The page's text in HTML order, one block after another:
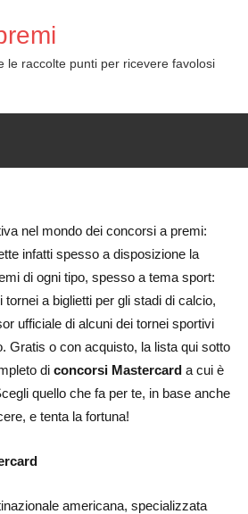
le raccolte punti per ricevere favolosi
nel mondo dei concorsi a premi:
infatti spesso a disposizione la
di ogni tipo, spesso a tema sport:
a biglietti per gli stadi di calcio,
ufficiale di alcuni dei tornei sportivi
Gratis o con acquisto, la lista qui sotto
di concorsi Mastercard a cui è
quello che fa per te, in base anche
e tenta la fortuna!
americana, specializzata